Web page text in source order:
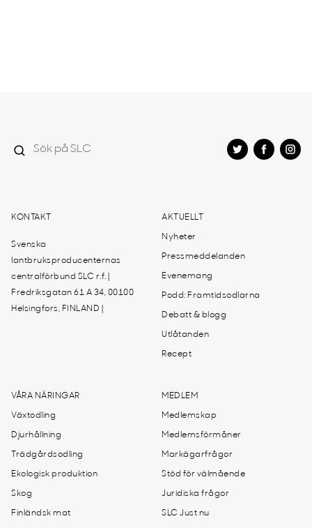
KONTAKT
Svenska
lantbruksproducenternas
centralförbund SLC r.f. |
Fredriksgatan 61 A 34, 00100
Helsingfors, FINLAND |
AKTUELLT
Nyheter
Pressmeddelanden
Evenemang
Podd: Framtidsodlarna
Debatt & blogg
Utlåtanden
Recept
VÅRA NÄRINGAR
Växtodling
Djurhållning
Trädgårdsodling
Ekologisk produktion
Skog
Finländsk mat
MEDLEM
Medlemskap
Medlemsförmåner
Markägarfrågor
Stöd för välmående
Juridiska frågor
SLC Just nu